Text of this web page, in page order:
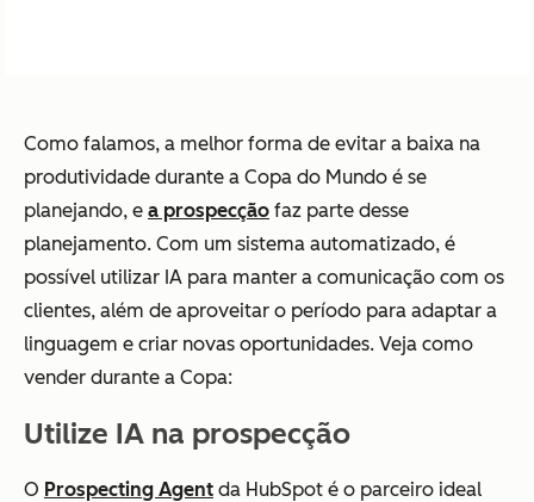
Como falamos, a melhor forma de evitar a baixa na
produtividade durante a Copa do Mundo é se
planejando, e a prospecção faz parte desse
planejamento. Com um sistema automatizado, é
possível utilizar IA para manter a comunicação com os
clientes, além de aproveitar o período para adaptar a
linguagem e criar novas oportunidades. Veja como
vender durante a Copa:
Utilize IA na prospecção
O Prospecting Agent da HubSpot é o parceiro ideal